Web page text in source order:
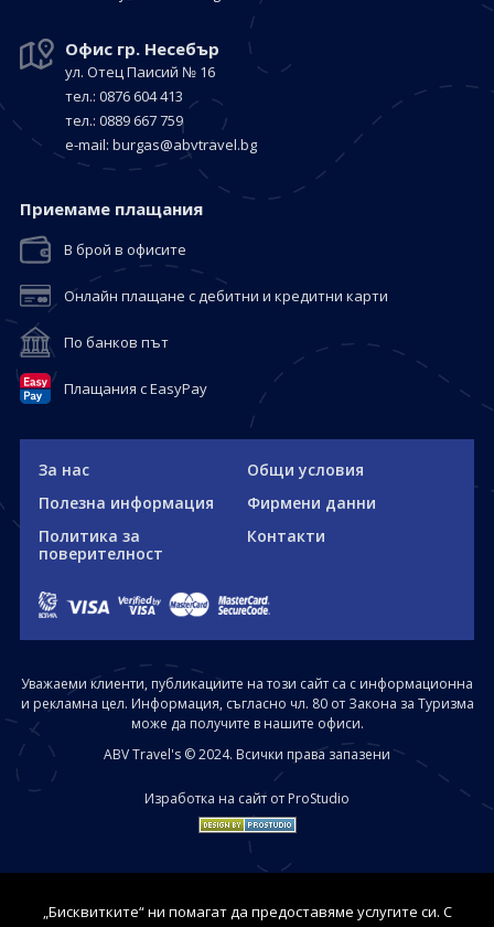
Офис гр. Несебър
ул. Отец Паисий № 16
тел.: 0876 604 413
тел.: 0889 667 759
е-mail: burgas@abvtravel.bg
Приемaме плащания
В брой в офисите
Онлайн плащане с дебитни и кредитни карти
По банков път
Плащания с EasyPay
За нас
Общи условия
Полезна информация
Фирмени данни
Политика за
поверителност
Контакти
Уважаеми клиенти, публикациите на този сайт са с информационна
и рекламна цел. Информация, съгласно чл. 80 от Закона за Туризма
може да получите в нашите офиси.
ABV Travel's © 2024. Всички права запазени
Изработка на сайт от ProStudio
„Бисквитките“ ни помагат да предоставяме услугите си. С